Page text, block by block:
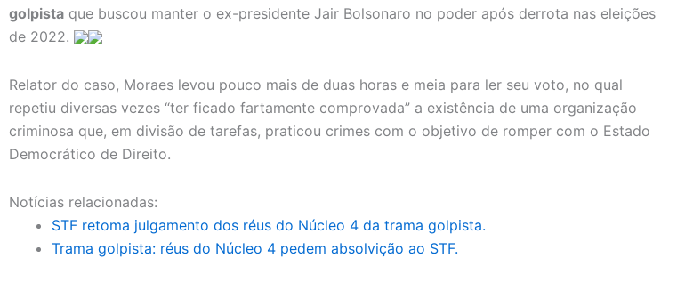
golpista que buscou manter o ex-presidente Jair Bolsonaro no poder após derrota nas eleições
de 2022.
Relator do caso, Moraes levou pouco mais de duas horas e meia para ler seu voto, no qual
repetiu diversas vezes “ter ficado fartamente comprovada” a existência de uma organização
criminosa que, em divisão de tarefas, praticou crimes com o objetivo de romper com o Estado
Democrático de Direito.
Notícias relacionadas:
STF retoma julgamento dos réus do Núcleo 4 da trama golpista.
Trama golpista: réus do Núcleo 4 pedem absolvição ao STF.